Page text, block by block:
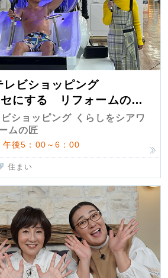
レビショッピング
セにする リフォームの
ショッピング くらしをシアワ
ムの匠
午後5：00～6：00
住まい